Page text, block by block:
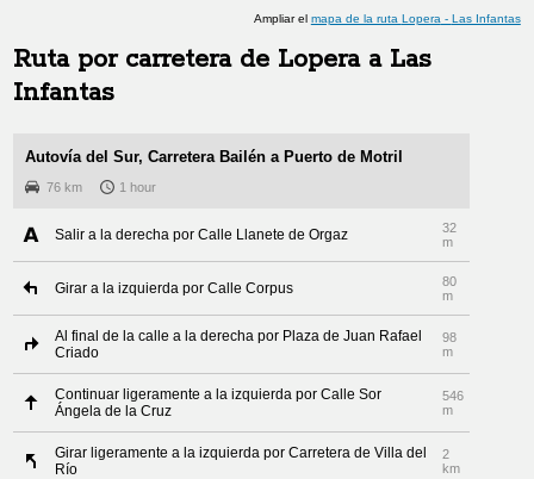
Ampliar el mapa de la ruta Lopera - Las Infantas
Ruta por carretera de Loperaa Las
Infantas
Autovía del Sur, Carretera Bailén a Puerto de Motril
76 km 1 hour
Salir a la derecha por Calle Llanete de Orgaz
32
m
Girar a la izquierda por Calle Corpus
80
m
Al final de la calle a la derecha por Plaza de Juan Rafael
Criado
98
m
Continuar ligeramente a la izquierda por Calle Sor
Ángela de la Cruz
546
m
Girar ligeramente a la izquierda por Carretera de Villa del
Río
2
km